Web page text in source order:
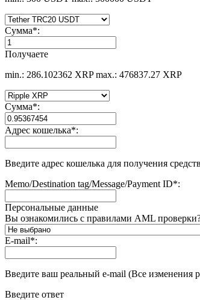
Сумма*:
Получаете
min.: 286.102362 XRP max.: 476837.27 XRP
Сумма*:
Адрес кошелька*:
Введите адрес кошелька для получения средств
Memo/Destination tag/Message/Payment ID*:
Персональные данные
Вы ознакомились с правилами AML
E-mail*:
Введите ваш реальный e-mail (Все изменения
Введите ответ